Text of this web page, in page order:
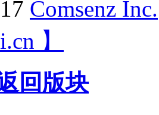
Comsenz Inc.
】
回版块